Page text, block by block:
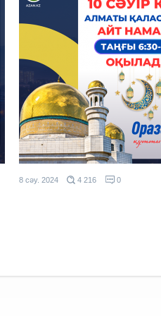
8 сәу. 2024 4 216 0